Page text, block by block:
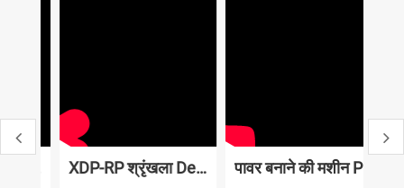
XDP-RP श्रृंखला Deburring मशीन पावर बनाने की मशीन PF665